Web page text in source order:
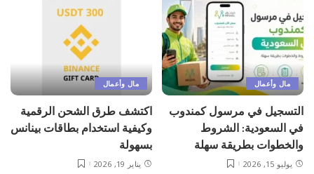
مال وأعمال
التسجيل في مرسول كمندوب
في السعودية: الشروط
والخطوات بطريقة سهلة
يوليو 15, 2026
مال وأعمال
اكتشف طرق الشحن الرقمية
وكيفية استخدام بطاقات بينانس
بسهولة
يناير 19, 2026